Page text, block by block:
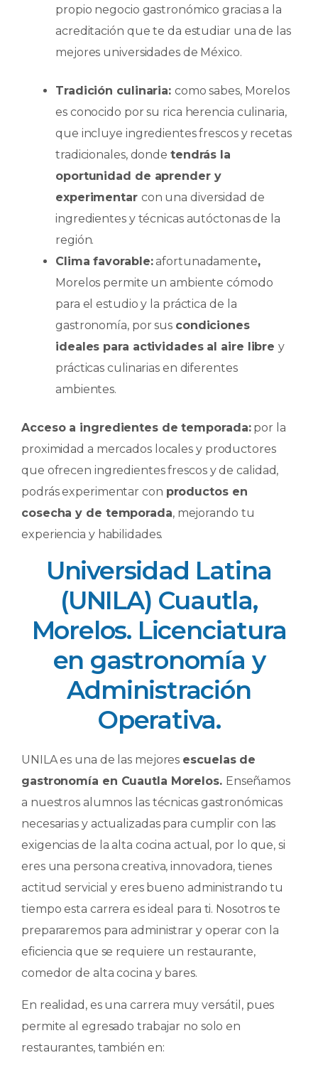
propio negocio gastronómico gracias a la
acreditación que te da estudiar una de las
mejores universidades de México.
Tradición culinaria: como sabes, Morelos
es conocido por su rica herencia culinaria,
que incluye ingredientes frescos y recetas
tradicionales, donde tendrás la
oportunidad de aprender y
experimentar con una diversidad de
ingredientes y técnicas autóctonas de la
región.
Clima favorable:afortunadamente,
Morelos permite un ambiente cómodo
para el estudio y la práctica de la
gastronomía, por sus condiciones
ideales para actividades al aire librey
prácticas culinarias en diferentes
ambientes.
Acceso a ingredientes de temporada:por la
proximidad a mercados locales y productores
que ofrecen ingredientes frescos y de calidad,
podrás experimentar con productos en
cosecha y de temporada, mejorando tu
experiencia y habilidades.
Universidad Latina
(UNILA) Cuautla,
Morelos. Licenciatura
en gastronomía y
Administración
Operativa.
UNILA es una de las mejores escuelas de
gastronomía en Cuautla Morelos. Enseñamos
a nuestros alumnos las técnicas gastronómicas
necesarias y actualizadas para cumplir con las
exigencias de la alta cocina actual, por lo que, si
eres una persona creativa, innovadora, tienes
actitud servicial y eres bueno administrando tu
tiempo esta carrera es ideal para ti. Nosotros te
prepararemos para administrar y operar con la
eficiencia que se requiere un restaurante,
comedor de alta cocina y bares.
En realidad, es una carrera muy versátil, pues
permite al egresado trabajar no solo en
restaurantes, también en: